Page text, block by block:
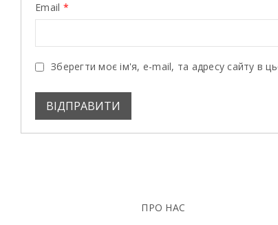
Email *
Зберегти моє ім'я, e-mail, та адресу сайту в
ПРО НАС